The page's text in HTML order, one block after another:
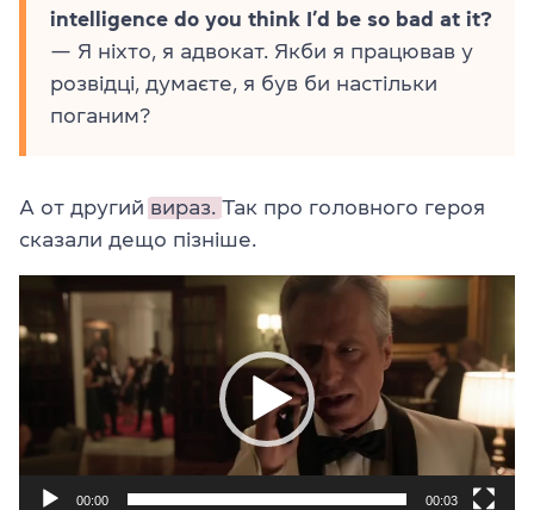
intelligence do you think I’d be so bad at it?
— Я ніхто, я адвокат. Якби я працював у
розвідці, думаєте, я був би настільки
поганим?
А от другий вираз. Так про головного героя
сказали дещо пізніше.
00:00 00:03